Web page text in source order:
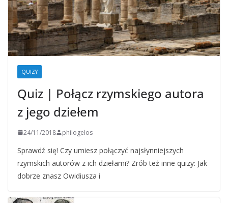
QUIZY
Quiz | Połącz rzymskiego autora
z jego dziełem
24/11/2018 philogelos
Sprawdź się! Czy umiesz połączyć najsłynniejszych
rzymskich autorów z ich dziełami? Zrób też inne quizy: Jak
dobrze znasz Owidiusza i